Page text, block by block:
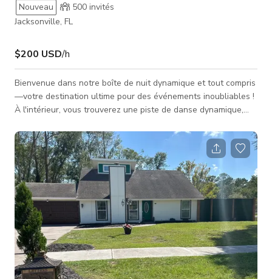
Nouveau 500 invités
Jacksonville, FL
$200 USD/h
Bienvenue dans notre boîte de nuit dynamique et tout compris
—votre destination ultime pour des événements inoubliables !
À l'intérieur, vous trouverez une piste de danse dynamique,
de la joie à chaque coin. Sortez, et vous découvrirez un
magnifique patio—parfait pour se détendre et socialiser. C'est
l'espace idéal pour : Anniversaires Mariages Célébrations de
la vie Événements d'entreprise Concerts Groupes en direct S